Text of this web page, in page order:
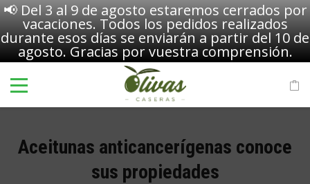
📢 Del 3 al 9 de agosto estaremos cerrados por
vacaciones. Todos los pedidos realizados
durante esos días se enviarán a partir del 10 de
agosto. Gracias por vuestra comprensión.
Aceitunas anticancerígenas conoce
sus propiedades